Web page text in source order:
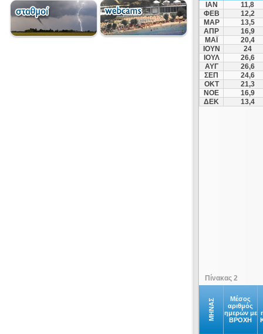
ΙΑΝ
11,8
ΦΕΒ
12,2
ΜΑΡ
13,5
ΑΠΡ
16,9
ΜΑΪ
20,4
ΙΟΥΝ
24
ΙΟΥΛ
26,6
ΑΥΓ
26,6
ΣΕΠ
24,6
ΟΚΤ
21,3
ΝΟΕ
16,9
ΔΕΚ
13,4
Πίνακας 2
ΜΗΝΑΣ
Μέσος
αριθμός
ημερών με
ΒΡΟΧΗ